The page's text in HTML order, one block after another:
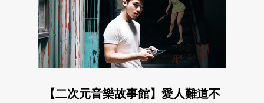
【二次元音樂故事館】愛人難道不